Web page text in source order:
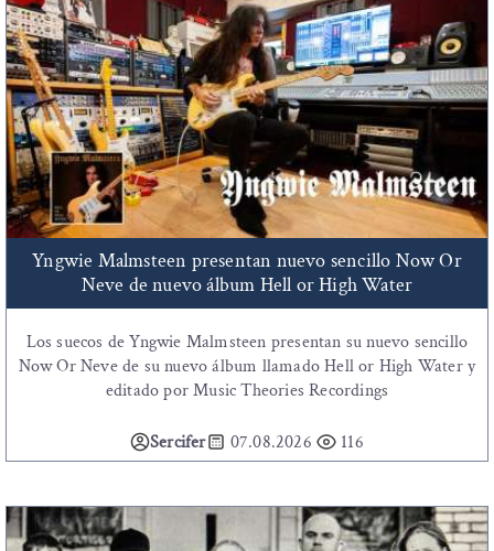
Yngwie Malmsteen presentan nuevo sencillo Now Or
Neve de nuevo álbum Hell or High Water
Los suecos de Yngwie Malmsteen presentan su nuevo sencillo
Now Or Neve de su nuevo álbum llamado Hell or High Water y
editado por Music Theories Recordings
Sercifer 07.08.2026 116